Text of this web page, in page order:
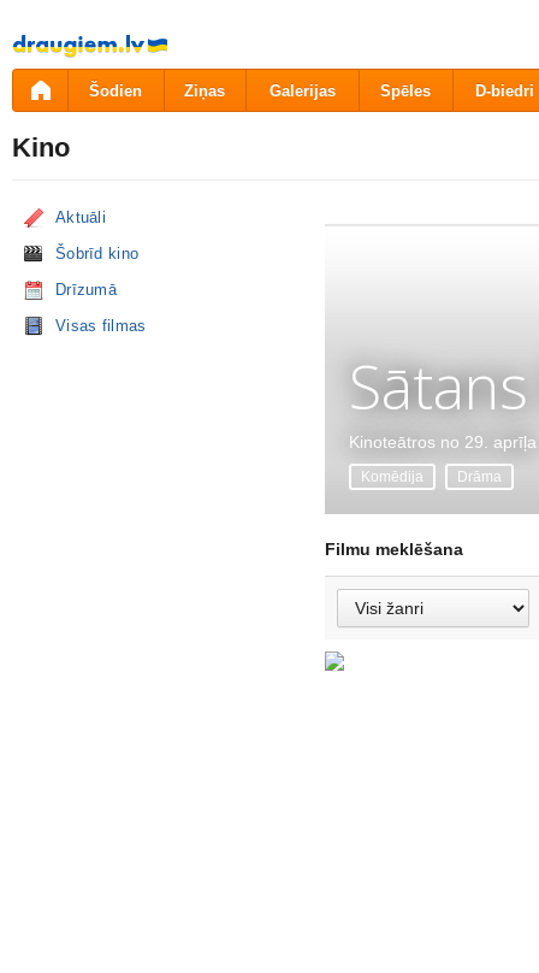
Pāriet
uz
saturu
Šodien Ziņas Galerijas Spēles D-biedri
Kino
Aktuāli
Šobrīd kino
Drīzumā
Visas filmas
Kinoteātros no 29. aprīļa
Komēdija Drāma
Filmu meklēšana